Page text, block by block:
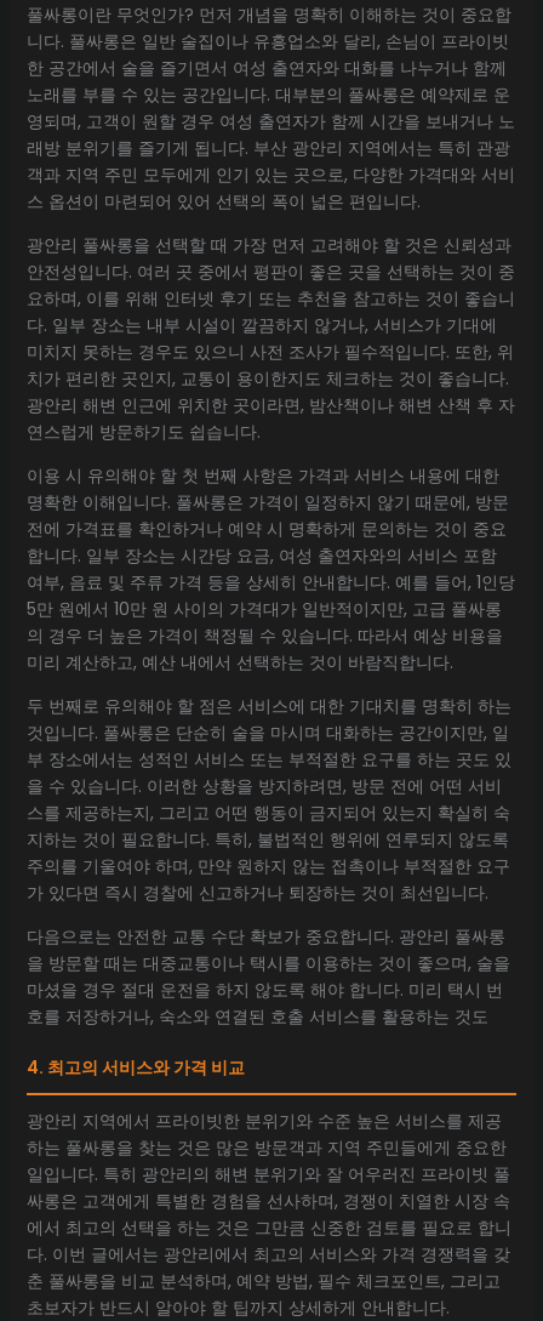
풀싸롱이란 무엇인가? 먼저 개념을 명확히 이해하는 것이 중요합
니다. 풀싸롱은 일반 술집이나 유흥업소와 달리, 손님이 프라이빗
한 공간에서 술을 즐기면서 여성 출연자와 대화를 나누거나 함께
노래를 부를 수 있는 공간입니다. 대부분의 풀싸롱은 예약제로 운
영되며, 고객이 원할 경우 여성 출연자가 함께 시간을 보내거나 노
래방 분위기를 즐기게 됩니다. 부산 광안리 지역에서는 특히 관광
객과 지역 주민 모두에게 인기 있는 곳으로, 다양한 가격대와 서비
스 옵션이 마련되어 있어 선택의 폭이 넓은 편입니다.
광안리 풀싸롱을 선택할 때 가장 먼저 고려해야 할 것은 신뢰성과
안전성입니다. 여러 곳 중에서 평판이 좋은 곳을 선택하는 것이 중
요하며, 이를 위해 인터넷 후기 또는 추천을 참고하는 것이 좋습니
다. 일부 장소는 내부 시설이 깔끔하지 않거나, 서비스가 기대에
미치지 못하는 경우도 있으니 사전 조사가 필수적입니다. 또한, 위
치가 편리한 곳인지, 교통이 용이한지도 체크하는 것이 좋습니다.
광안리 해변 인근에 위치한 곳이라면, 밤산책이나 해변 산책 후 자
연스럽게 방문하기도 쉽습니다.
이용 시 유의해야 할 첫 번째 사항은 가격과 서비스 내용에 대한
명확한 이해입니다. 풀싸롱은 가격이 일정하지 않기 때문에, 방문
전에 가격표를 확인하거나 예약 시 명확하게 문의하는 것이 중요
합니다. 일부 장소는 시간당 요금, 여성 출연자와의 서비스 포함
여부, 음료 및 주류 가격 등을 상세히 안내합니다. 예를 들어, 1인당
5만 원에서 10만 원 사이의 가격대가 일반적이지만, 고급 풀싸롱
의 경우 더 높은 가격이 책정될 수 있습니다. 따라서 예상 비용을
미리 계산하고, 예산 내에서 선택하는 것이 바람직합니다.
두 번째로 유의해야 할 점은 서비스에 대한 기대치를 명확히 하는
것입니다. 풀싸롱은 단순히 술을 마시며 대화하는 공간이지만, 일
부 장소에서는 성적인 서비스 또는 부적절한 요구를 하는 곳도 있
을 수 있습니다. 이러한 상황을 방지하려면, 방문 전에 어떤 서비
스를 제공하는지, 그리고 어떤 행동이 금지되어 있는지 확실히 숙
지하는 것이 필요합니다. 특히, 불법적인 행위에 연루되지 않도록
주의를 기울여야 하며, 만약 원하지 않는 접촉이나 부적절한 요구
가 있다면 즉시 경찰에 신고하거나 퇴장하는 것이 최선입니다.
다음으로는 안전한 교통 수단 확보가 중요합니다. 광안리 풀싸롱
을 방문할 때는 대중교통이나 택시를 이용하는 것이 좋으며, 술을
마셨을 경우 절대 운전을 하지 않도록 해야 합니다. 미리 택시 번
호를 저장하거나, 숙소와 연결된 호출 서비스를 활용하는 것도
4. 최고의 서비스와 가격 비교
광안리 지역에서 프라이빗한 분위기와 수준 높은 서비스를 제공
하는 풀싸롱을 찾는 것은 많은 방문객과 지역 주민들에게 중요한
일입니다. 특히 광안리의 해변 분위기와 잘 어우러진 프라이빗 풀
싸롱은 고객에게 특별한 경험을 선사하며, 경쟁이 치열한 시장 속
에서 최고의 선택을 하는 것은 그만큼 신중한 검토를 필요로 합니
다. 이번 글에서는 광안리에서 최고의 서비스와 가격 경쟁력을 갖
춘 풀싸롱을 비교 분석하며, 예약 방법, 필수 체크포인트, 그리고
초보자가 반드시 알아야 할 팁까지 상세하게 안내합니다.